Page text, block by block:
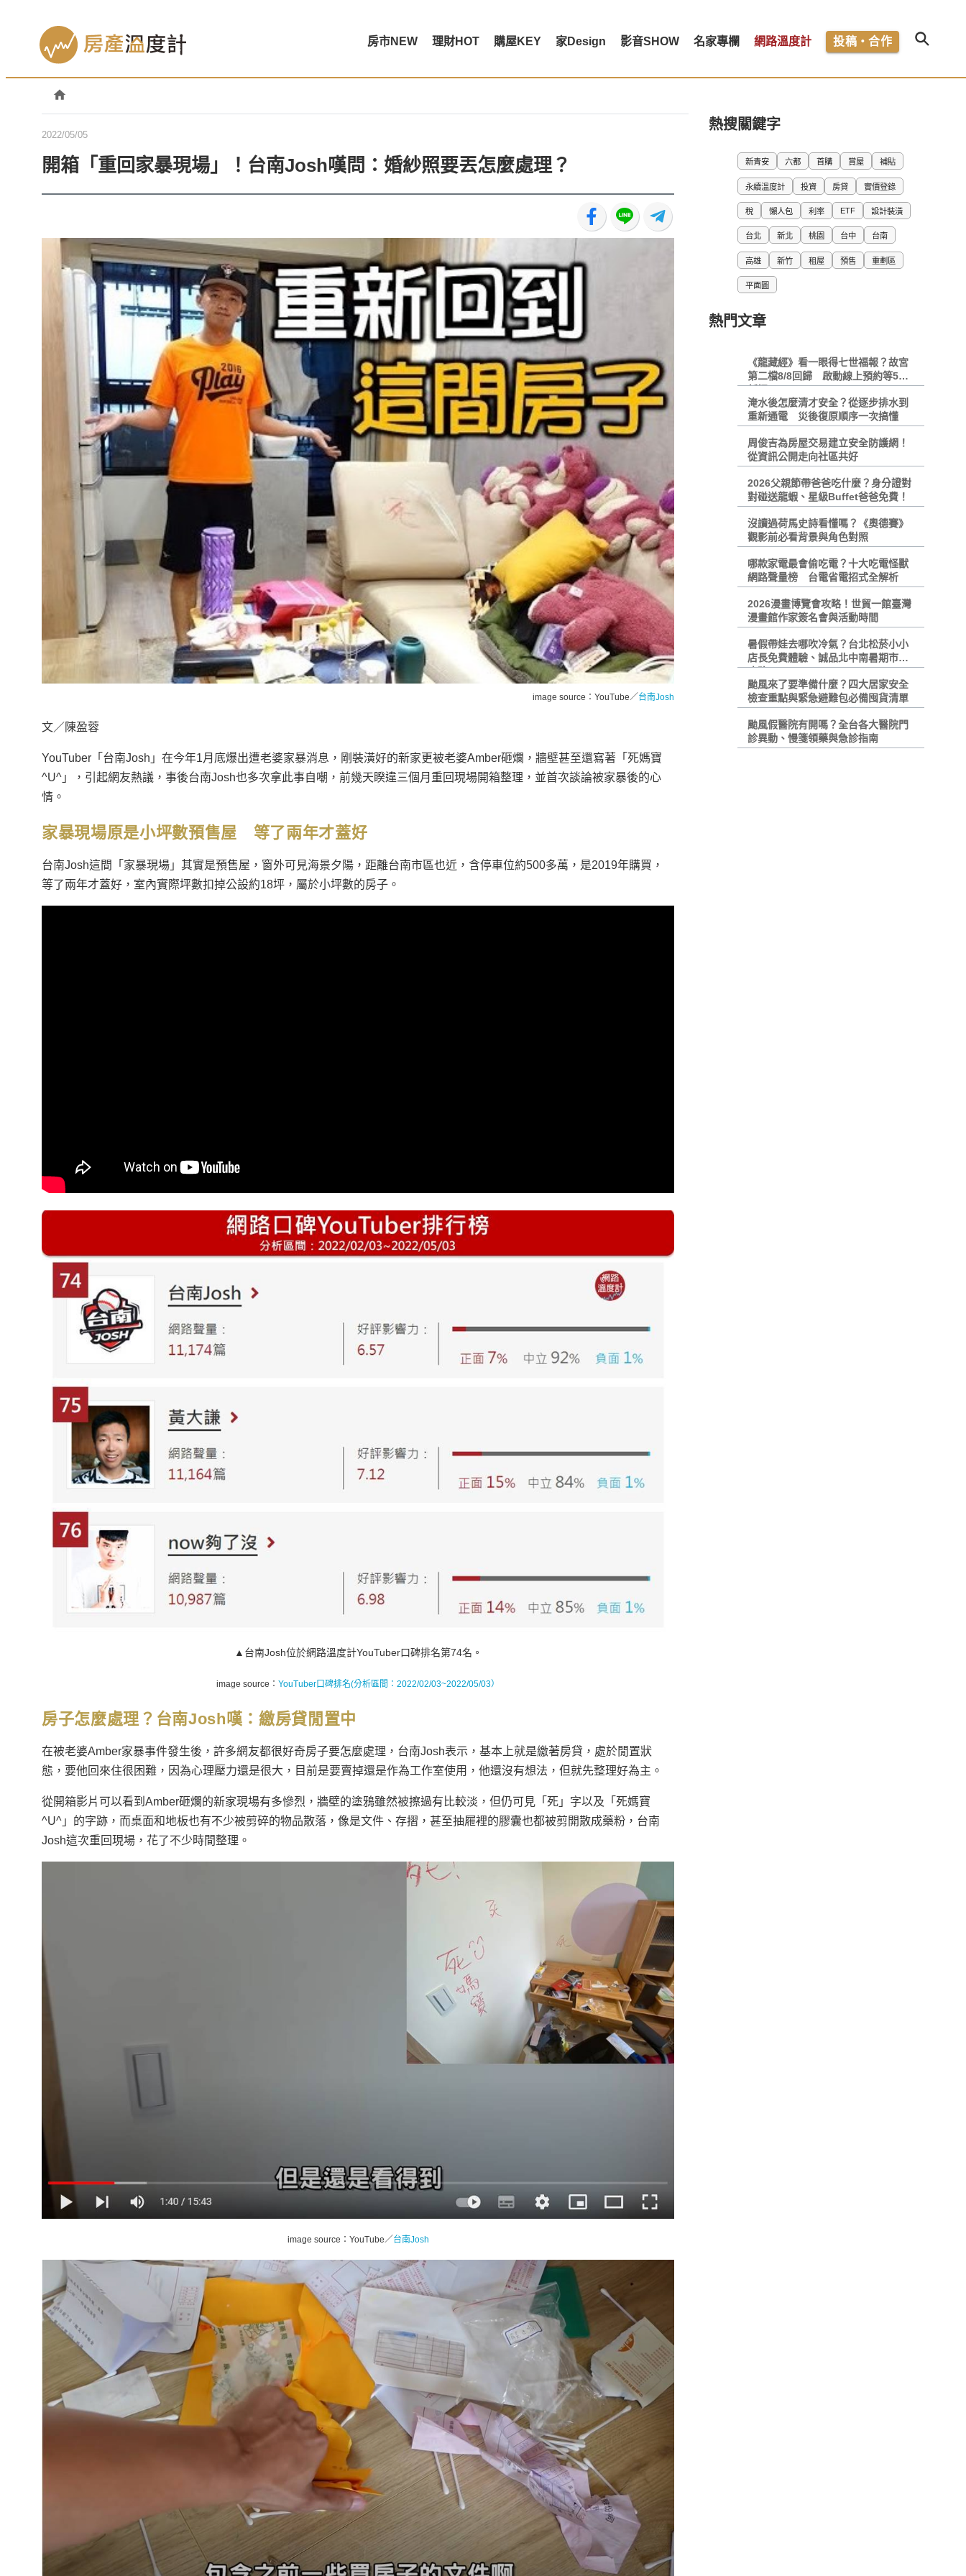
房市NEW 理財HOT 購屋KEY 家Design 影音SHOW 名家專欄 網路溫度計 投稿・合作
2022/05/05
開箱「重回家暴現場」！台南Josh嘆問：婚紗照要丟怎麼處理？
image source： YouTube／ 台南Josh
文／陳盈蓉
YouTuber「台南Josh」在今年1月底爆出遭老婆家暴消息，剛裝潢好的新家更被老婆Amber砸爛，牆壁甚至還寫著「死媽寶
^U^」，引起網友熱議，事後台南Josh也多次拿此事自嘲，前幾天睽違三個月重回現場開箱整理，並首次談論被家暴後的心
情。
家暴現場原是小坪數預售屋 等了兩年才蓋好
台南Josh這間「家暴現場」其實是預售屋，窗外可見海景夕陽，距離台南市區也近，含停車位約500多萬，是2019年購買，
等了兩年才蓋好，室內實際坪數扣掉公設約18坪，屬於小坪數的房子。
▲台南Josh位於網路溫度計YouTuber口碑排名第74名。
image source： YouTuber口碑排名(分析區間：2022/02/03~2022/05/03）
房子怎麼處理？台南Josh嘆：繳房貸閒置中
在被老婆Amber家暴事件發生後，許多網友都很好奇房子要怎麼處理，台南Josh表示，基本上就是繳著房貸，處於閒置狀
態，要他回來住很困難，因為心理壓力還是很大，目前是要賣掉還是作為工作室使用，他還沒有想法，但就先整理好為主。
從開箱影片可以看到Amber砸爛的新家現場有多慘烈，牆壁的塗鴉雖然被擦過有比較淡，但仍可見「死」字以及「死媽寶
^U^」的字跡，而桌面和地板也有不少被剪碎的物品散落，像是文件、存摺，甚至抽屜裡的膠囊也都被剪開散成藥粉，台南
Josh這次重回現場，花了不少時間整理。
image source： YouTube／台南Josh
熱搜關鍵字
新青安 六都 首購 賞屋 補貼
永續溫度計 投資 房貸 實價登錄
稅 懶人包 利率 ETF 設計裝潢
台北 新北 桃園 台中 台南
高雄 新竹 租屋 預售 重劃區
平面圖
熱門文章
《龍藏經》看一眼得七世福報？故宮
第二檔8/8回歸 啟動線上預約等5大
新招
淹水後怎麼清才安全？從逐步排水到
重新通電 災後復原順序一次搞懂
周俊吉為房屋交易建立安全防護網！
從資訊公開走向社區共好
2026父親節帶爸爸吃什麼？身分證對
對碰送龍蝦、星級Buffet爸爸免費！
沒讀過荷馬史詩看懂嗎？《奧德賽》
觀影前必看背景與角色對照
哪款家電最會偷吃電？十大吃電怪獸
網路聲量榜 台電省電招式全解析
2026漫畫博覽會攻略！世貿一館臺灣
漫畫館作家簽名會與活動時間
暑假帶娃去哪吹冷氣？台北松菸小小
店長免費體驗、誠品北中南暑期市集
攻略
颱風來了要準備什麼？四大居家安全
檢查重點與緊急避難包必備囤貨清單
颱風假醫院有開嗎？全台各大醫院門
診異動、慢箋領藥與急診指南